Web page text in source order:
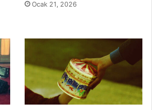
Ocak 21, 2026